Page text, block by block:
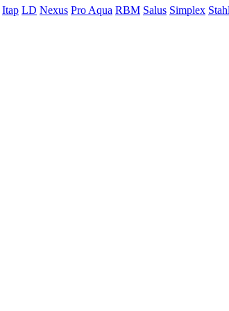
Itap LD Nexus Pro Aqua RBM Salus Simplex